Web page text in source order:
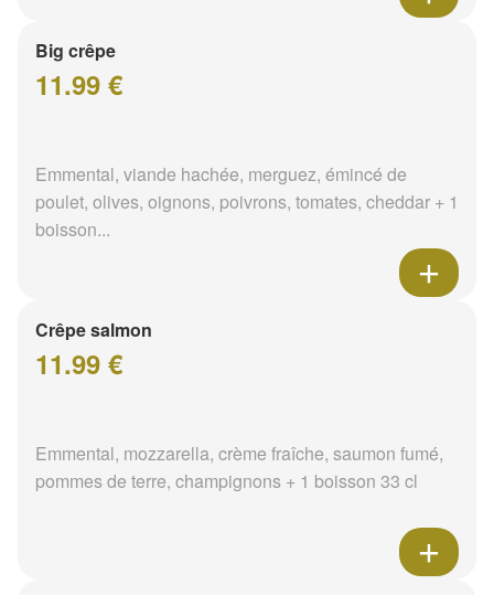
Big crêpe
11.99 €
Emmental, viande hachée, merguez, émincé de
poulet, olives, oignons, poivrons, tomates, cheddar + 1
boisson...
Crêpe salmon
11.99 €
Emmental, mozzarella, crème fraîche, saumon fumé,
pommes de terre, champignons + 1 boisson 33 cl